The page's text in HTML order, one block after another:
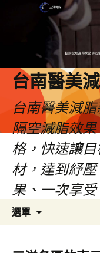
台南醫美
台南醫美減
隔空減脂效
格，快速讓
材，達到紓
果、一次享受
選單
容